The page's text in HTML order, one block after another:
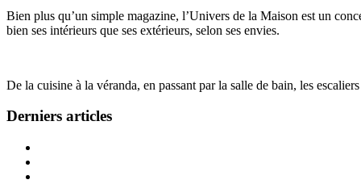
Bien plus qu’un simple magazine, l’Univers de la Maison est un
bien ses intérieurs que ses extérieurs, selon ses envies.
De la cuisine à la véranda, en passant par la salle de bain, les
Derniers articles